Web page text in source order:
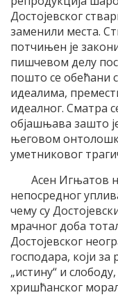
Достојевског
заменили места.
потчињен је
пишчевом делу
пошто се обећани
идеалима,
идеалног. Сматра
објашњава зашто
његовом
уметниковог
Асен Игњатов
непосредног
чему су
мрачног доба
Достојевског
господара, који
„истину“ и
хришћанског